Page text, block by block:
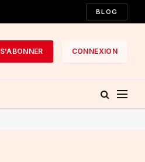
BLOG
S'ABONNER CONNEXION